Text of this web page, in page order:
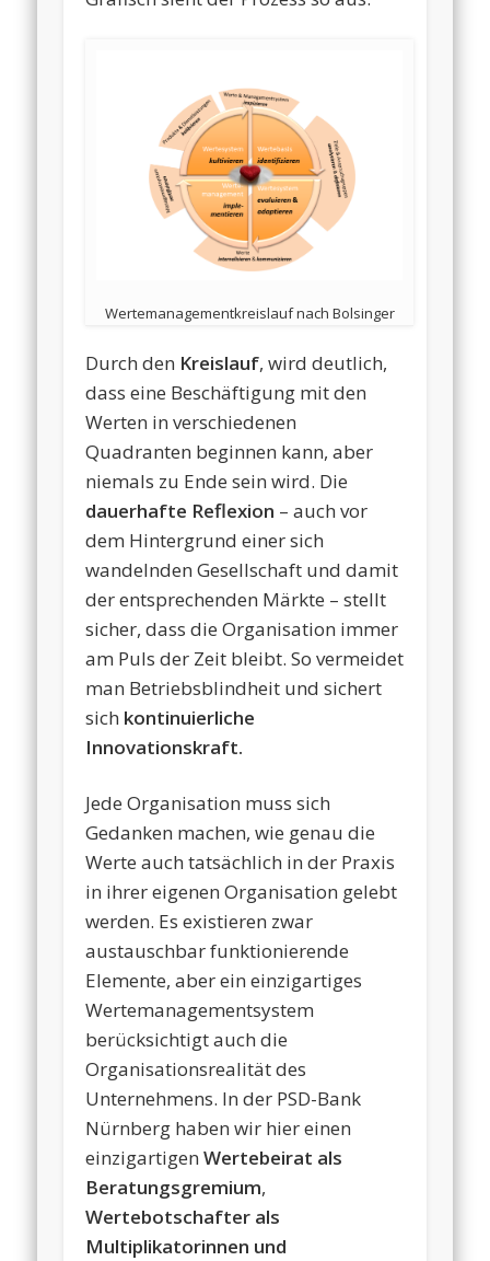
Wertemanagementkreislauf nach Bolsinger
Durch den Kreislauf, wird deutlich,
dass eine Beschäftigung mit den
Werten in verschiedenen
Quadranten beginnen kann, aber
niemals zu Ende sein wird. Die
dauerhafte Reflexion – auch vor
dem Hintergrund einer sich
wandelnden Gesellschaft und damit
der entsprechenden Märkte – stellt
sicher, dass die Organisation immer
am Puls der Zeit bleibt. So vermeidet
man Betriebsblindheit und sichert
sich kontinuierliche
Innovationskraft.
Jede Organisation muss sich
Gedanken machen, wie genau die
Werte auch tatsächlich in der Praxis
in ihrer eigenen Organisation gelebt
werden. Es existieren zwar
austauschbar funktionierende
Elemente, aber ein einzigartiges
Wertemanagementsystem
berücksichtigt auch die
Organisationsrealität des
Unternehmens. In der PSD-Bank
Nürnberg haben wir hier einen
einzigartigenWertebeirat als
Beratungsgremium,
Wertebotschafter als
Multiplikatorinnen und